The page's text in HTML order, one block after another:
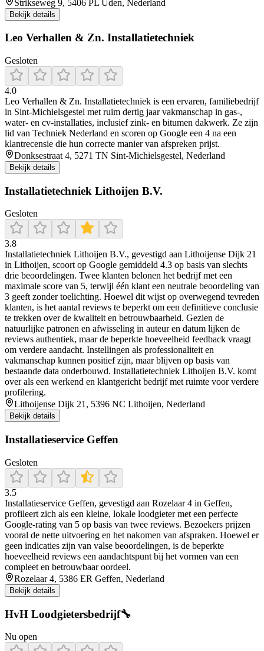
Strikseweg 9, 5406 PL Uden, Nederland
Bekijk details
Leo Verhallen & Zn. Installatietechniek
Gesloten
4.0
Leo Verhallen & Zn. Installatietechniek is een ervaren, familiebedrijf
in Sint‑Michielsgestel met ruim dertig jaar vakmanschap in gas‑,
water‑ en cv‑installaties, inclusief zink‑ en bitumen dakwerk. Ze zijn
lid van Techniek Nederland en scoren op Google een 4 na een
klantrecensie die hun correcte manier van afspreken prijst.
Donksestraat 4, 5271 TN Sint-Michielsgestel, Nederland
Bekijk details
Installatietechniek Lithoijen B.V.
Gesloten
3.8
Installatietechniek Lithoijen B.V., gevestigd aan Lithoijense Dijk 21
in Lithoijen, scoort op Google gemiddeld 4.3 op basis van slechts
drie beoordelingen. Twee klanten belonen het bedrijf met een
maximale score van 5, terwijl één klant een neutrale beoordeling van
3 geeft zonder toelichting. Hoewel dit wijst op overwegend tevreden
klanten, is het aantal reviews te beperkt om een definitieve conclusie
te trekken over de kwaliteit en betrouwbaarheid. Gezien de
natuurlijke patronen en afwisseling in auteur en datum lijken de
reviews authentiek, maar de beperkte hoeveelheid feedback vraagt
om verdere aandacht. Instellingen als professionaliteit en
vakmanschap kunnen positief zijn, maar blijven op basis van
bestaande data onderbouwd. Installatietechniek Lithoijen B.V. komt
over als een werkend en klantgericht bedrijf met ruimte voor verdere
profilering.
Lithoijense Dijk 21, 5396 NC Lithoijen, Nederland
Bekijk details
Installatieservice Geffen
Gesloten
3.5
Installatieservice Geffen, gevestigd aan Rozelaar 4 in Geffen,
profileert zich als een kleine, lokale loodgieter met een perfecte
Google-rating van 5 op basis van twee reviews. Bezoekers prijzen
vooral de nette uitvoering en het nakomen van afspraken. Hoewel er
geen indicaties zijn van valse beoordelingen, is de beperkte
hoeveelheid reviews een aandachtspunt bij het vormen van een
compleet en betrouwbaar oordeel.
Rozelaar 4, 5386 ER Geffen, Nederland
Bekijk details
HvH Loodgietersbedrijf🔧
Nu open